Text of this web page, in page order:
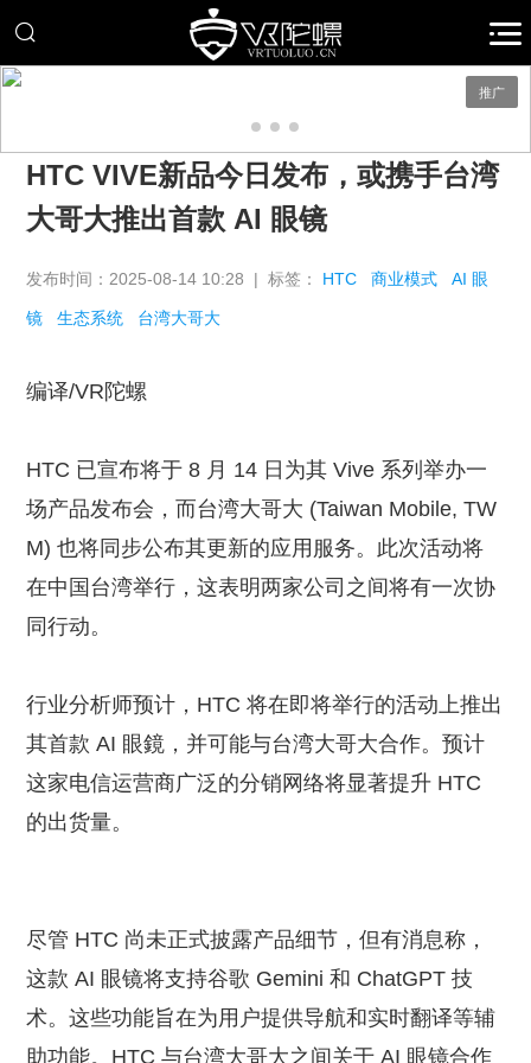
推广
HTC VIVE新品今日发布，或携手台湾
大哥大推出首款 AI 眼镜
发布时间：2025-08-14 10:28 | 标签： HTC 商业模式 AI 眼
镜 生态系统 台湾大哥大
编译/VR陀螺
HTC 已宣布将于 8 月 14 日为其 Vive 系列举办一
场产品发布会，而台湾大哥大 (Taiwan Mobile, TW
M) 也将同步公布其更新的应用服务。此次活动将
在中国台湾举行，这表明两家公司之间将有一次协
同行动。
行业分析师预计，HTC 将在即将举行的活动上推出
其首款 AI 眼鏡，并可能与台湾大哥大合作。预计
这家电信运营商广泛的分销网络将显著提升 HTC
的出货量。
尽管 HTC 尚未正式披露产品细节，但有消息称，
这款 AI 眼镜将支持谷歌 Gemini 和 ChatGPT 技
术。这些功能旨在为用户提供导航和实时翻译等辅
助功能。HTC 与台湾大哥大之间关于 AI 眼镜合作